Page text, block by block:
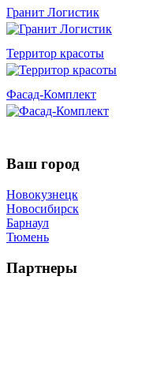
Гранит Логистик
Территор красоты
Фасад-Комплект
Ваш город
Новокузнецк
Новосибирск
Барнаул
Тюмень
Партнеры